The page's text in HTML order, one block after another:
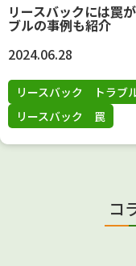
リースバックには罠
ブルの事例も紹介
2024.06.28
リースバック トラブ
リースバック 罠
コ